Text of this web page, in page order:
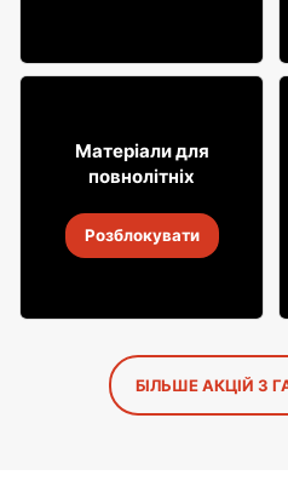
4999
18 серп. 2026
Матеріали для
повнолітніх
Розблокувати
БІЛЬШЕ АКЦІЙ З